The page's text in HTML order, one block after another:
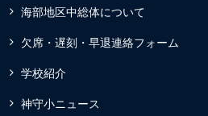
海部地区中総体について
欠席・遅刻・早退連絡フォーム
学校紹介
神守小ニュース